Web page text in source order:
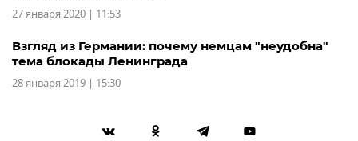
27 января 2020 | 11:53
Взгляд из Германии: почему немцам "неудобна"
тема блокады Ленинграда
28 января 2019 | 15:30